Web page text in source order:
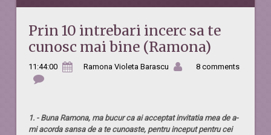
Prin 10 intrebari incerc sa te
cunosc mai bine (Ramona)
11:44:00 Ramona Violeta Barascu 8 comments
1. - Buna Ramona, ma bucur ca ai acceptat invitatia mea de a-
mi acorda sansa de a te cunoaste, pentru inceput pentru cei